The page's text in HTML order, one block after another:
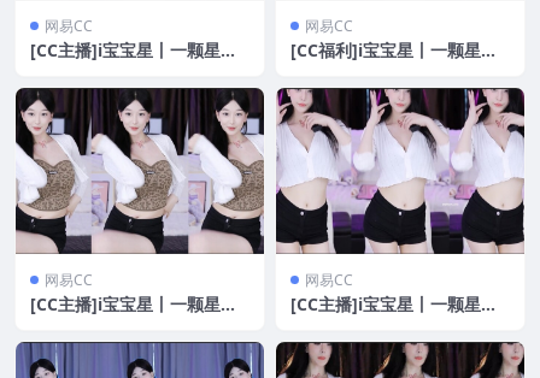
网易CC
[CC主播]i宝宝星丨一颗星星
网易CC
[CC福利]i宝宝星丨一颗星星
网易CC
[CC主播]i宝宝星丨一颗星星
版无水印）[18V/5.7G]
网易CC
[CC主播]i宝宝星丨一颗星星